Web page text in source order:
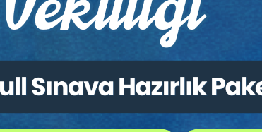
Prof. Dr. Güray ERDÖNMEZ:Tasarrufun İptali
Doç. Dr. Tolga AKKAYA:Muhafazasına Gerek
Kalmayan Malların Tasfiyesi (İİK m. 88/a)
Prof. Dr. Oğuz ATALAY:Konkordatonun
Rehinli Alacaklılar Yönünden Etkileri